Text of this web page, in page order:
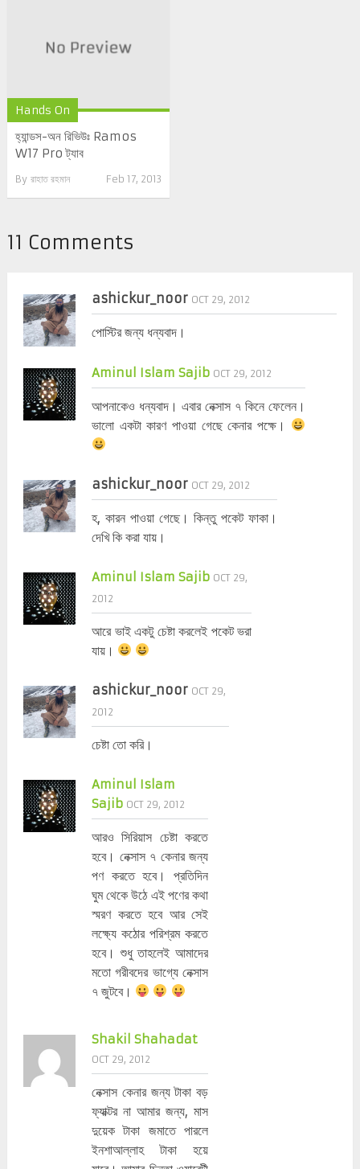
Hands On
হ্যান্ডস-অন রিভিউঃ Ramos
W17 Pro ট্যাব
By রাহাত রহমান Feb 17, 2013
11 Comments
ashickur_noor OCT 29, 2012
পোস্টির জন্য ধন্যবাদ।
Aminul Islam Sajib OCT 29, 2012
আপনাকেও ধন্যবাদ। এবার নেক্সাস ৭ কিনে ফেলেন।
ভালো একটা কারণ পাওয়া গেছে কেনার পক্ষে।
ashickur_noor OCT 29, 2012
হ, কারন পাওয়া গেছে। কিন্তু পকেট ফাকা।
দেখি কি করা যায়।
Aminul Islam Sajib OCT 29,
2012
আরে ভাই একটু চেষ্টা করলেই পকেট ভরা
যায়।
ashickur_noor OCT 29,
2012
চেষ্টা তো করি।
Aminul Islam
Sajib OCT 29, 2012
আরও সিরিয়াস চেষ্টা করতে
হবে। নেক্সাস ৭ কেনার জন্য
পণ করতে হবে। প্রতিদিন
ঘুম থেকে উঠে এই পণের কথা
স্মরণ করতে হবে আর সেই
লক্ষ্যে কঠোর পরিশ্রম করতে
হবে। শুধু তাহলেই আমাদের
মতো গরীবদের ভাগ্যে নেক্সাস
৭ জুটবে।
Shakil Shahadat
OCT 29, 2012
নেক্সাস কেনার জন্য টাকা বড়
ফ্যাক্টর না আমার জন্য, মাস
দুয়েক টাকা জমাতে পারলে
ইনশাআল্লাহ টাকা হয়ে